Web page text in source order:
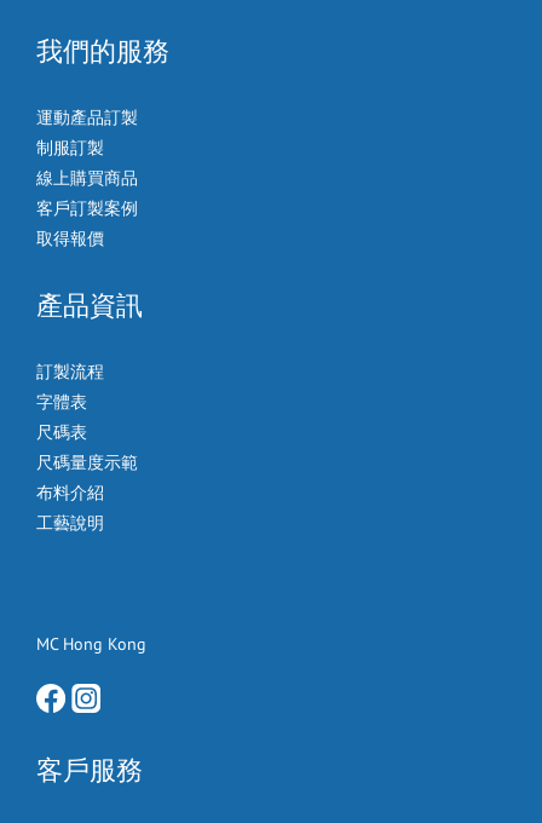
我們的服務
運動產品訂製
制服訂製
線上購買商品
客戶訂製案例
取得報價
產品資訊
訂製流程
字體表
尺碼表
尺碼量度示範
布料介紹
工藝說明
MC Hong Kong
客戶服務